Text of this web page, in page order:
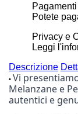
Potete
Privacy e
Leggi
Descrizione
• Vi
Melanzane e
autentici e